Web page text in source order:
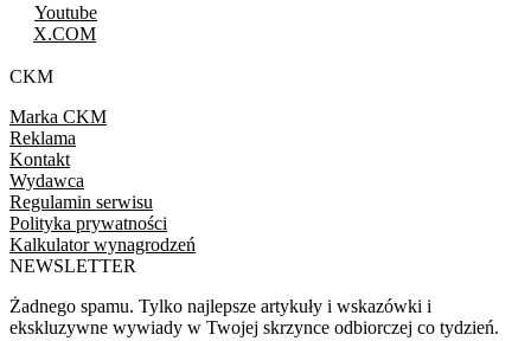
Youtube
X.COM
CKM
Marka CKM
Reklama
Kontakt
Wydawca
Regulamin serwisu
Polityka prywatności
Kalkulator wynagrodzeń
NEWSLETTER
Żadnego spamu. Tylko najlepsze artykuły i wskazówki i
ekskluzywne wywiady w Twojej skrzynce odbiorczej co tydzień.